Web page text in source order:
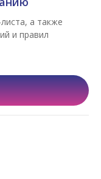
а также
и правил